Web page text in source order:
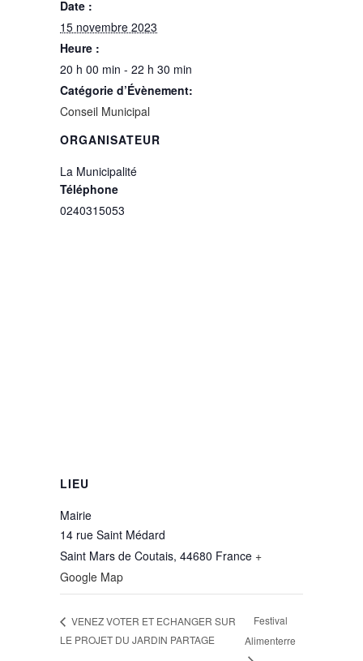
Date :
15 novembre 2023
Heure :
20 h 00 min - 22 h 30 min
Catégorie d’Évènement:
Conseil Municipal
ORGANISATEUR
La Municipalité
Téléphone
0240315053
LIEU
Mairie
14 rue Saint Médard
Saint Mars de Coutais, 44680 France +
Google Map
VENEZ VOTER ET ECHANGER SUR
LE PROJET DU JARDIN PARTAGE
Festival
Alimenterre